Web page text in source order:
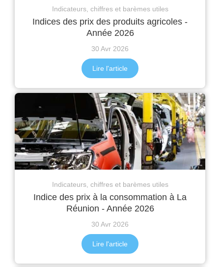
Indicateurs, chiffres et barèmes utiles
Indices des prix des produits agricoles -
Année 2026
30 Avr 2026
Lire l'article
Indicateurs, chiffres et barèmes utiles
Indice des prix à la consommation à La
Réunion - Année 2026
30 Avr 2026
Lire l'article